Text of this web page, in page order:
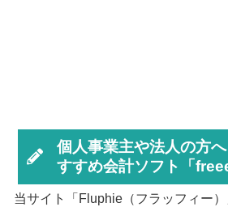
個人事業主や法人の方
すすめ会計ソフト「
当サイト「Fluphie（フラッフィー